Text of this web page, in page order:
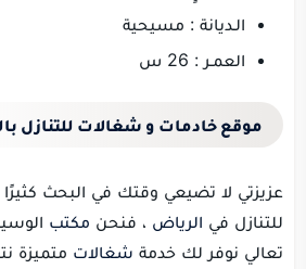
الـديانة : مسيحية
العمـر : 26 س
موقع خادمات و شغالات للتنازل
عزيزتي لا تضيعي وقتك في البحث
للتنازل في الرياض ، فنحن مكتب
تعالي نوفر لك خدمة شغالات متميزة